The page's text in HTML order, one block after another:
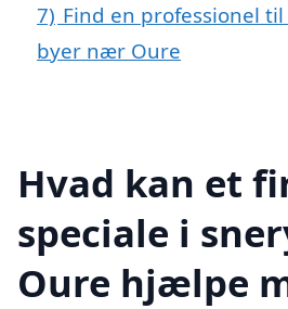
7) Find en professionel
byer nær Oure
Hvad kan et
speciale i
Oure hjælpe